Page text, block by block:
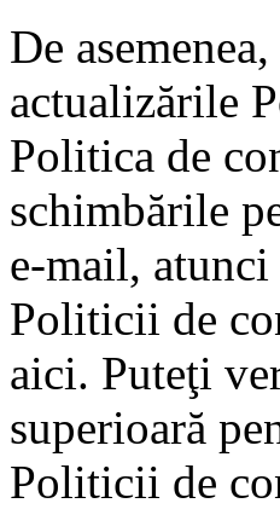
De
actualizările
Politica de
schimbările
e-mail, atunci
Politicii de
aici. Puteţi
superioară
Politicii de